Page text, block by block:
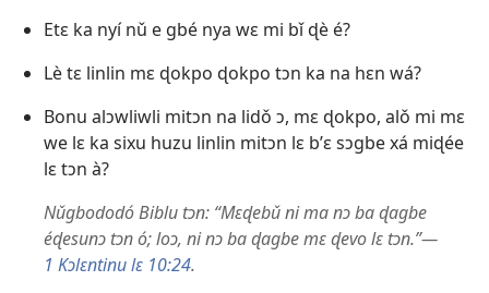
Etɛ ka nyí nǔ e gbé nya wɛ mi bǐ ɖè é?
Lè tɛ linlin mɛ ɖokpo ɖokpo tɔn ka na hɛn wá?
Bonu alɔwliwli mitɔn na lidǒ ɔ, mɛ ɖokpo, alǒ mi mɛ
we lɛ ka sixu huzu linlin mitɔn lɛ b’ɛ sɔgbe xá miɖée
lɛ tɔn à?
Nǔgbododó Biblu tɔn: “Mɛɖebǔ ni ma nɔ ba ɖagbe
éɖesunɔ tɔn ó; loɔ, ni nɔ ba ɖagbe mɛ ɖevo lɛ tɔn.”​—
1 Kɔlɛntinu lɛ 10:24.